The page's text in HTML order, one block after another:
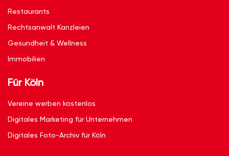
Restaurants
Rechtsanwalt Kanzleien
Gesundheit & Wellness
Immobilien
Für Köln
Vereine werben kostenlos
Digitales Marketing für Unternehmen
Digitales Foto-Archiv für Köln